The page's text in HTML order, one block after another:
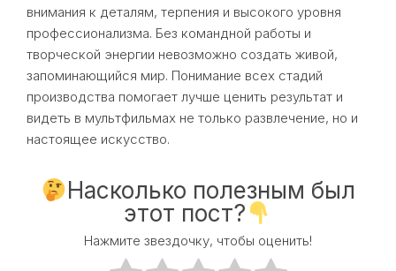
внимания к деталям, терпения и высокого уровня
профессионализма. Без командной работы и
творческой энергии невозможно создать живой,
запоминающийся мир. Понимание всех стадий
производства помогает лучше ценить результат и
видеть в мультфильмах не только развлечение, но и
настоящее искусство.
Насколько полезным был
этот пост?
Нажмите звездочку, чтобы оценить!